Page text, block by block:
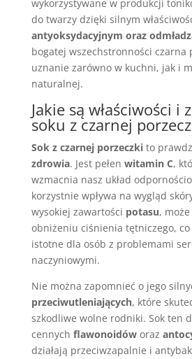
wykorzystywane w produkcji
do twarzy dzięki silnym
antyoksydacyjnym oraz
bogatej wszechstronności czarna
uznanie zarówno w kuchni, jak i
naturalnej.
Jakie są właściwości i
soku z czarnej
Sok z czarnej porzeczkito
zdrowia. Jest pełen witamin C,
wzmacnia nasz układ
korzystnie wpływa na wygląd
wysokiej zawartości potasu,
obniżeniu ciśnienia tętniczego,
istotne dla osób z problemami
naczyniowymi.
Nie można zapomnieć o jego
przeciwutleniających, które
szkodliwe wolne rodniki. Sok ten
cennych flawonoidóworaz
działają przeciwzapalnie i